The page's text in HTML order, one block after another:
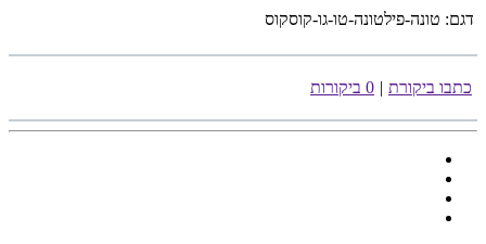
דגם: טונה-פילטונה-טו-גו-קוסקוס
כתבו ביקורת | 0 ביקורות